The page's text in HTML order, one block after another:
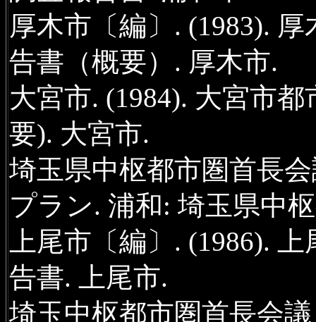
厚木市〔編〕. (1983).
告書（概要）. 厚木市.
大宮市. (1984). 大宮市
要). 大宮市.
埼玉県中枢都市圏首長
プラン. 浦和: 埼玉県中
上尾市〔編〕. (1986).
告書. 上尾市.
埼玉中枢都市圏首長会